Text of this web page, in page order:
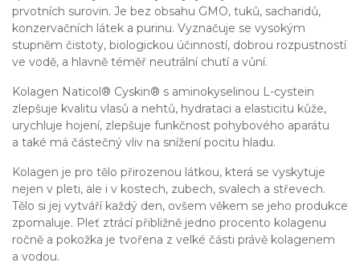
prvotních surovin. Je bez obsahu GMO, tuků, sacharidů,
konzervačních látek a purinu. Vyznačuje se vysokým
stupněm čistoty, biologickou účinností, dobrou rozpustností
ve vodě, a hlavně téměř neutrální chutí a vůní.
Kolagen Naticol® Cyskin® s aminokyselinou L-cystein
zlepšuje kvalitu vlasů a nehtů, hydrataci a elasticitu kůže,
urychluje hojení, zlepšuje funkčnost pohybového aparátu
a také má částečný vliv na snížení pocitu hladu.
Kolagen je pro tělo přirozenou látkou, která se vyskytuje
nejen v pleti, ale i v kostech, zubech, svalech a střevech.
Tělo si jej vytváří každý den, ovšem věkem se jeho produkce
zpomaluje. Pleť ztrácí přibližně jedno procento kolagenu
ročně a pokožka je tvořena z velké části právě kolagenem
a vodou.